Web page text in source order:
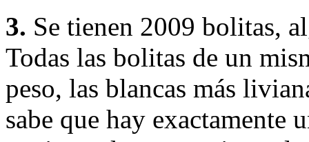
3. Se tienen 2009 bolitas,
Todas las bolitas de un
peso, las blancas más
sabe que hay exactamente